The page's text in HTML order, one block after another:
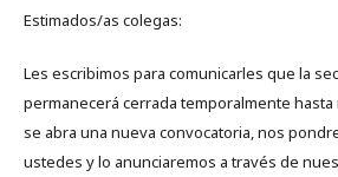
Estimados/as colegas:
Les escribimos para comunicarles que la
permanecerá cerrada temporalmente hasta
se abra una nueva convocatoria, nos
ustedes y lo anunciaremos a través de